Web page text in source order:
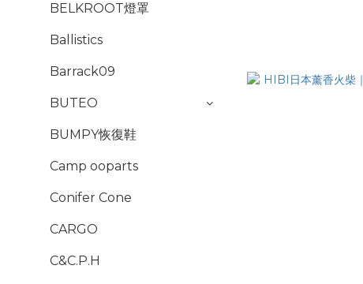
BELKROOT燈罩
Ballistics
Barrack09
BUTEO
BUMPY恢復鞋
Camp ooparts
Conifer Cone
CARGO
C&C.P.H